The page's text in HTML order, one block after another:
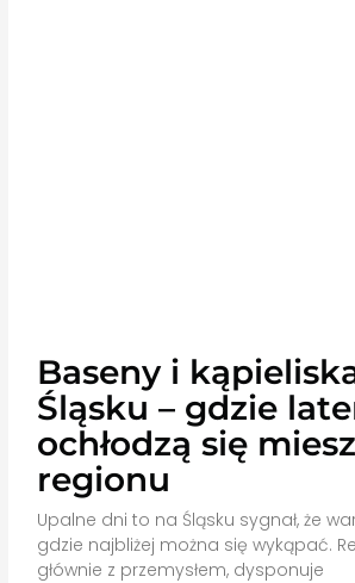
Baseny i
Śląsku – gdzie
ochłodzą się
regionu
Upalne dni to na Śląsku sygnał, że
gdzie najbliżej można się wykąpać.
głównie z przemysłem, dysponuje